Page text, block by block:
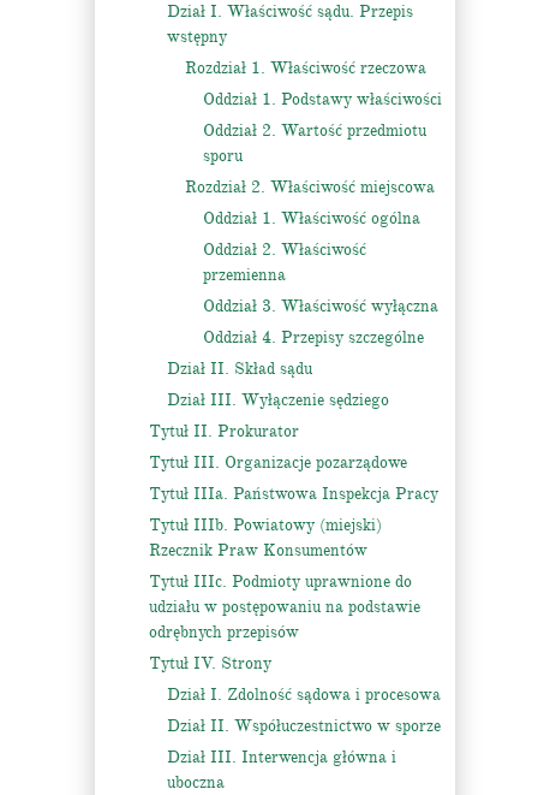
Dział I. Właściwość sądu. Przepis
wstępny
Rozdział 1. Właściwość rzeczowa
Oddział 1. Podstawy właściwości
Oddział 2. Wartość przedmiotu
sporu
Rozdział 2. Właściwość miejscowa
Oddział 1. Właściwość ogólna
Oddział 2. Właściwość
przemienna
Oddział 3. Właściwość wyłączna
Oddział 4. Przepisy szczególne
Dział II. Skład sądu
Dział III. Wyłączenie sędziego
Tytuł II. Prokurator
Tytuł III. Organizacje pozarządowe
Tytuł IIIa. Państwowa Inspekcja Pracy
Tytuł IIIb. Powiatowy (miejski)
Rzecznik Praw Konsumentów
Tytuł IIIc. Podmioty uprawnione do
udziału w postępowaniu na podstawie
odrębnych przepisów
Tytuł IV. Strony
Dział I. Zdolność sądowa i procesowa
Dział II. Współuczestnictwo w sporze
Dział III. Interwencja główna i
uboczna